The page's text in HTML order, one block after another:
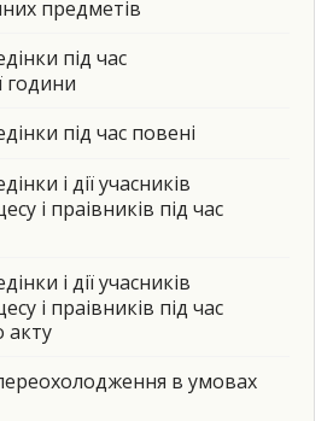
предметів
під час
години
під час повені
і дії учасників
і праівників під час
і дії учасників
і праівників під час
акту
в умовах